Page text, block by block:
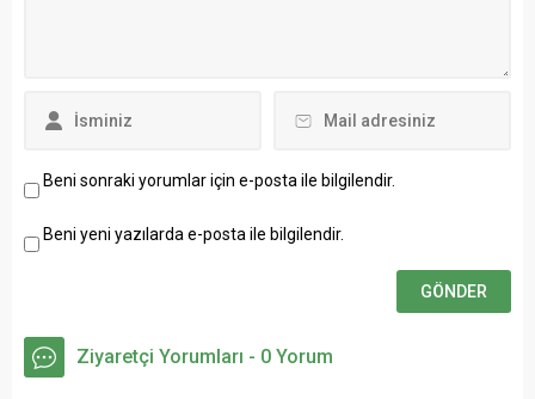
Beni sonraki yorumlar için e-posta ile bilgilendir.
Beni yeni yazılarda e-posta ile bilgilendir.
Ziyaretçi Yorumları - 0 Yorum